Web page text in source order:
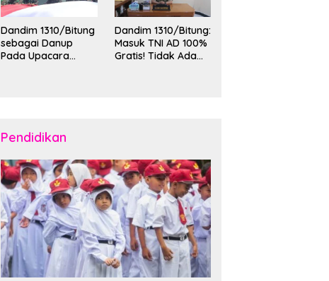
Dandim 1310/Bitung
sebagai Danup
Pada Upacara
Talaud dan Sangihe
Dandim 1310/Bitung:
Masuk TNI AD 100%
Gratis! Tidak Ada
Pendidikan